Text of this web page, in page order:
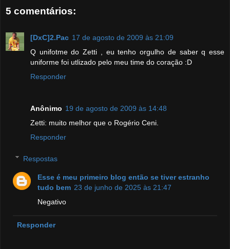
5 comentários:
[DxC]2.Pac 17 de agosto de 2009 às 21:09
Q unifotme do Zetti , eu tenho orgulho de saber q esse
uniforme foi utlizado pelo meu time do coração :D
Responder
Anônimo 19 de agosto de 2009 às 14:48
Zetti: muito melhor que o Rogério Ceni.
Responder
Respostas
Esse é meu primeiro blog então se tiver estranho
tudo bem 23 de junho de 2025 às 21:47
Negativo
Responder